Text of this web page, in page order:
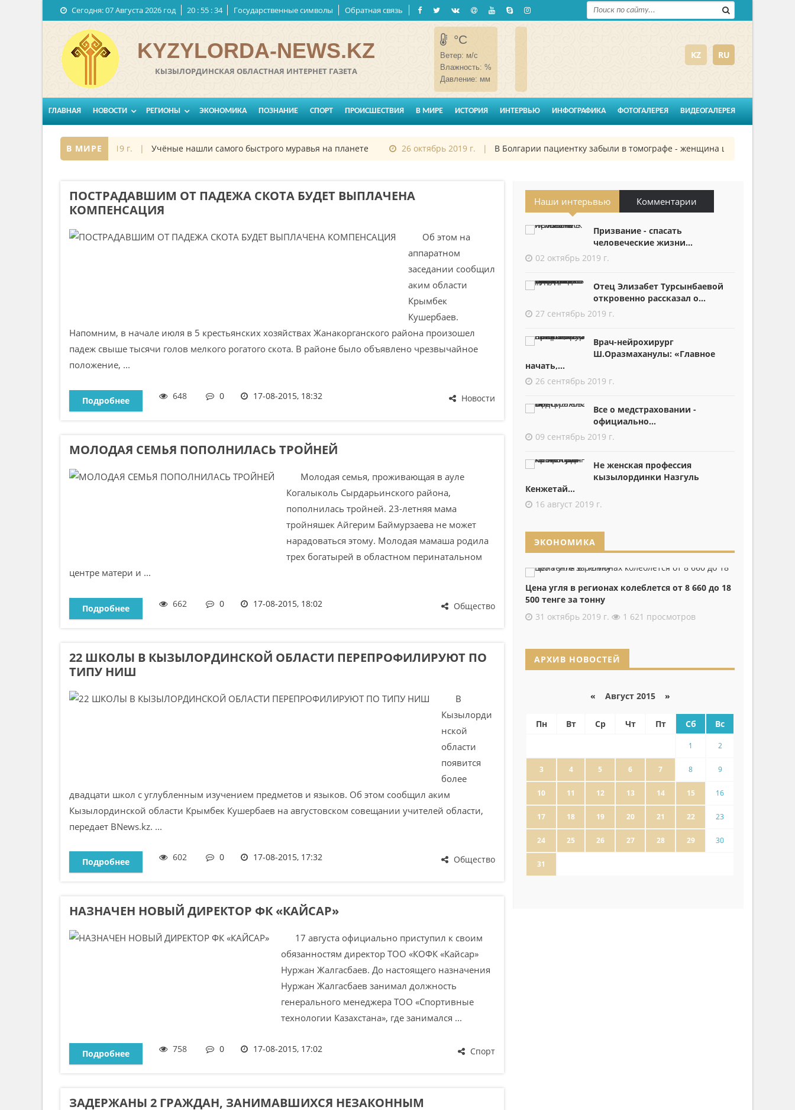
Сегодня:07 Августа 2026 год 20 : 55 :35 Государственные символы Обратная связь
KYZYLORDA-NEWS.KZ
КЫЗЫЛОРДИНСКАЯ ОБЛАСТНАЯ ИНТЕРНЕТ ГАЗЕТА
°C
Ветер: м/с
Влажность: %
Давление: мм
KZ RU
ГЛАВНАЯ НОВОСТИ РЕГИОНЫ ЭКОНОМИКА ПОЗНАНИЕ СПОРТ ПРОИСШЕСТВИЯ В МИРЕ ИСТОРИЯ ИНТЕРВЬЮ ИНФОГРАФИКА ФОТОГАЛЕРЕЯ ВИДЕОГАЛЕРЕЯ
В МИРЕ
27 октябрь 2019 г. | Учёные нашли самого быстрого муравья на планете 26 октябрь 2019 г. | В Болгарии пациентку забыли в томографе - женщина шесть часов
ПОСТРАДАВШИМ ОТ ПАДЕЖА СКОТА БУДЕТ ВЫПЛАЧЕНА
КОМПЕНСАЦИЯ
Об этом на
аппаратном
заседании сообщил
аким области
Крымбек
Кушербаев.
Напомним, в начале июля в 5 крестьянских хозяйствах Жанакорганского района произошел
падеж свыше тысячи голов мелкого рогатого скота. В районе было объявлено чрезвычайное
положение, ...
Новости
Подробнее 648 0 17-08-2015, 18:32
МОЛОДАЯ СЕМЬЯ ПОПОЛНИЛАСЬ ТРОЙНЕЙ
Молодая семья, проживающая в ауле
Когалыколь Сырдарьинского района,
пополнилась тройней. 23-летняя мама
тройняшек Айгерим Баймурзаева не может
нарадоваться этому. Молодая мамаша родила
трех богатырей в областном перинатальном
центре матери и ...
Общество
Подробнее 662 0 17-08-2015, 18:02
22 ШКОЛЫ В КЫЗЫЛОРДИНСКОЙ ОБЛАСТИ ПЕРЕПРОФИЛИРУЮТ ПО
ТИПУ НИШ
В
Кызылорди
нской
области
появится
более
двадцати школ с углубленным изучением предметов и языков. Об этом сообщил аким
Кызылординской области Крымбек Кушербаев на августовском совещании учителей области,
передает BNews.kz. ...
Общество
Подробнее 602 0 17-08-2015, 17:32
НАЗНАЧЕН НОВЫЙ ДИРЕКТОР ФК «КАЙСАР»
17 августа официально приступил к своим
обязанностям директор ТОО «КОФК «Кайсар»
Нуржан Жалгасбаев. До настоящего назначения
Нуржан Жалгасбаев занимал должность
генерального менеджера ТОО «Спортивные
технологии Казахстана», где занимался ...
Спорт
Подробнее 758 0 17-08-2015, 17:02
ЗАДЕРЖАНЫ 2 ГРАЖДАН, ЗАНИМАВШИХСЯ НЕЗАКОННЫМ
Наши интерьвью Комментарии
Призвание - спасать
человеческие жизни...
02 октябрь 2019 г.
Отец Элизабет Турсынбаевой
откровенно рассказал о...
27 сентябрь 2019 г.
Врач-нейрохирург
Ш.Оразмаханулы: «Главное
начать,...
26 сентябрь 2019 г.
Все о медстраховании -
официально...
09 сентябрь 2019 г.
Не женская профессия
кызылординки Назгуль
Кенжетай...
16 август 2019 г.
ЭКОНОМИКА
Цена угля в регионах колеблется от 8 660 до 18
500 тенге за тонну
31 октябрь 2019 г.
1 621 просмотров
АРХИВ НОВОСТЕЙ
« Август 2015 »
Пн Вт Ср Чт Пт Сб Вс
1 2
3 4 5 6 7 8 9
10 11 12 13 14 15 16
17 18 19 20 21 22 23
24 25 26 27 28 29 30
31